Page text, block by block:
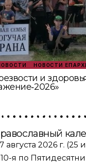
НОВОСТИ
и
августа 2026 г. (25
я по